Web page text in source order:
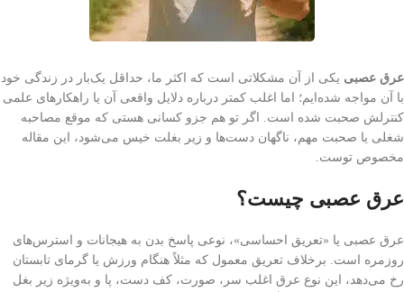
عرق عصبی یکی از آن مشکلاتی است که اکثر ما، حداقل یک‌بار در زندگی خود
با آن مواجه شده‌ایم؛ اما اغلب کمتر درباره دلایل واقعی آن یا راهکارهای علمی
کنترلش صحبت شده است. اگر تو هم جزو کسانی هستی که موقع مصاحبه‌
شغلی یا صحبت مهم، ناگهان دست‌ها و زیر بغلت خیس می‌شود، این مقاله
مخصوص توست.
عرق عصبی چیست؟
عرق عصبی یا «تعریق احساسی»، نوعی پاسخ بدن به هیجانات و استرس‌های
روزمره است. برخلاف تعریق معمول که مثلاً هنگام ورزش یا گرمای تابستان
رخ می‌دهد، این نوع عرق اغلب سر، صورت، کف دست، پا و به‌ویژه زیر بغل